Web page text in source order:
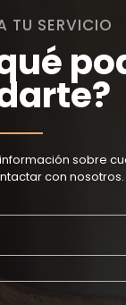
TU SERVICIO
sobre
con nosotros.